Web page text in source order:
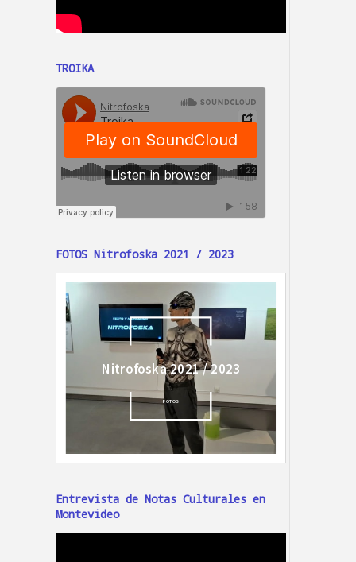
TROIKA
FOTOS Nitrofoska 2021 / 2023
Entrevista de Notas Culturales en
Montevideo